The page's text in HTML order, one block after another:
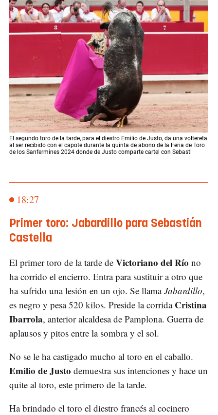
El segundo toro de la tarde, para el diestro Emilio de Justo, da una voltereta
al ser recibido con el capote durante la quinta de abono de la Feria de Toro
de los Sanfermines 2024 donde de Justo comparte cartel con Sebasti
18:27
Primer toro: Jabardillo para Sebastián
Castella
El primer toro de la tarde de Victoriano del Río no
ha corrido el encierro. Entra para sustituir a otro que
ha sufrido una lesión en un ojo. Se llamaJabardillo,
es negro y pesa 520 kilos. Preside la corrida Cristina
Ibarrola, anterior alcaldesa de Pamplona. Guerra de
aplausos y pitos entre la sombra y el sol.
No se le ha castigado mucho al toro en el caballo.
Emilio de Justo demuestra sus intenciones y hace un
quite al toro, este primero de la tarde.
Ha brindado el toro el diestro francés al cocinero